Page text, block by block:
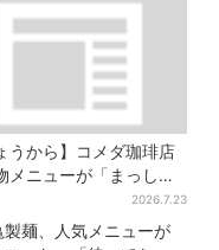
うから】コメダ珈琲店
メニューが「まっし
…期間限定の2品が登場
2026.7.23
製麺、人気メニューが